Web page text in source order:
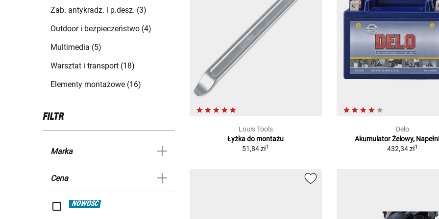
Zab. antykradz. i p.desz. (3)
Outdoor i bezpieczeństwo (4)
Multimedia (5)
Warsztat i transport (18)
Elementy montażowe (16)
FILTR
Marka
Cena
NOWOŚĆ
Louis Tools
Łyżka do montażu
51,84 zł1
Delo
Akumulator Żelowy,
432,34 zł1